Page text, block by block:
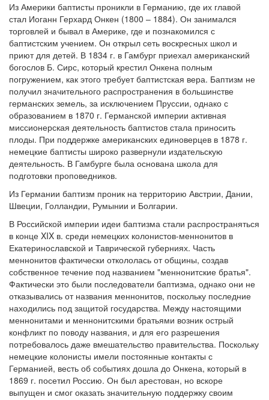
Из Америки баптисты проникли в Германию, где их главой
стал Иоганн Герхард Онкен (1800 – 1884). Он занимался
торговлей и бывал в Америке, где и познакомился с
баптистским учением. Он открыл сеть воскресных школ и
приют для детей. В 1834 г. в Гамбург приехал американский
богослов Б. Сирс, который крестил Онкена полным
погружением, как этого требует баптистская вера. Баптизм не
получил значительного распространения в большинстве
германских земель, за исключением Пруссии, однако с
образованием в 1870 г. Германской империи активная
миссионерская деятельность баптистов стала приносить
плоды. При поддержке американских единоверцев в 1878 г.
немецкие баптисты широко развернули издательскую
деятельность. В Гамбурге была основана школа для
подготовки проповедников.
Из Германии баптизм проник на территорию Австрии, Дании,
Швеции, Голландии, Румынии и Болгарии.
В Российской империи идеи баптизма стали распространяться
в конце XIX в. среди немецких колонистов-меннонитов в
Екатеринославской и Таврической губерниях. Часть
меннонитов фактически откололась от общины, создав
собственное течение под названием "меннонитские братья".
Фактически это были последователи баптизма, однако они не
отказывались от названия меннонитов, поскольку последние
находились под защитой государства. Между настоящими
меннонитами и меннонитскими братьями возник острый
конфликт по поводу названия, и для его разрешения
потребовалось даже вмешательство правительства. Поскольку
немецкие колонисты имели постоянные контакты с
Германией, весть об событиях дошла до Онкена, который в
1869 г. посетил Россию. Он был арестован, но вскоре
выпущен и смог оказать значительную поддержку своим